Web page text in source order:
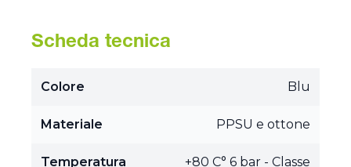
Scheda tecnica
Colore Blu
Materiale PPSU e ottone
Temperatura +80 C° 6 bar - Classe